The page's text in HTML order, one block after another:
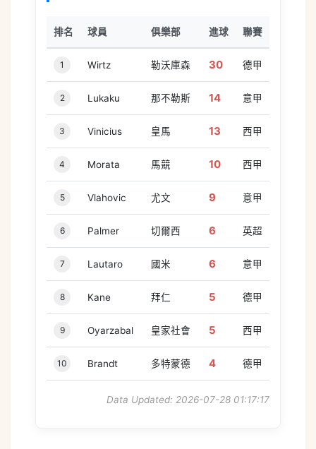
排名 球員 俱樂部 進球 聯賽
1 Wirtz 勒沃庫森 30 德甲
2 Lukaku 那不勒斯 14 意甲
3 Vinicius 皇馬 13 西甲
4 Morata 馬競 10 西甲
5 Vlahovic 尤文 9 意甲
6 Palmer 切爾西 6 英超
7 Lautaro 國米 6 意甲
8 Kane 拜仁 5 德甲
9 Oyarzabal 皇家社會 5 西甲
10 Brandt 多特蒙德 4 德甲
Data Updated: 2026-07-28 01:17:17